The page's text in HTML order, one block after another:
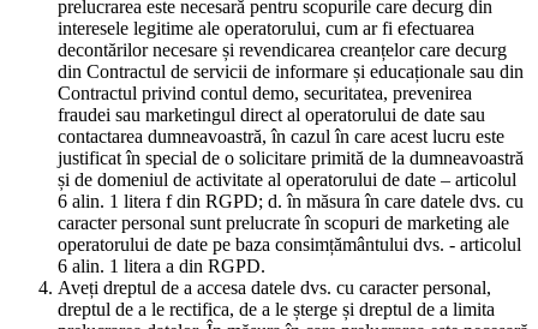
prelucrarea este necesară pentru scopurile care decurg din
interesele legitime ale operatorului, cum ar fi efectuarea
decontărilor necesare și revendicarea creanțelor care decurg
din Contractul de servicii de informare și educaționale sau din
Contractul privind contul demo, securitatea, prevenirea
fraudei sau marketingul direct al operatorului de date sau
contactarea dumneavoastră, în cazul în care acest lucru este
justificat în special de o solicitare primită de la dumneavoastră
și de domeniul de activitate al operatorului de date – articolul
6 alin. 1 litera f din RGPD; d. în măsura în care datele dvs. cu
caracter personal sunt prelucrate în scopuri de marketing ale
operatorului de date pe baza consimțământului dvs. - articolul
6 alin. 1 litera a din RGPD.
Aveți dreptul de a accesa datele dvs. cu caracter personal,
dreptul de a le rectifica, de a le șterge și dreptul de a limita